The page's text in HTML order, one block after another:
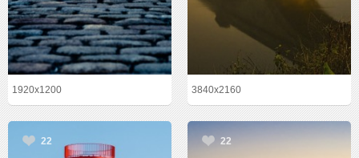
1920x1200 3840x2160
22 22